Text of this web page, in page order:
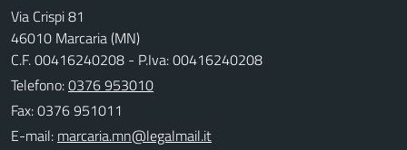
Via Crispi 81
46010 Marcaria (MN)
C.F. 00416240208 - P.Iva: 00416240208
Telefono:0376 953010
Fax: 0376 951011
E-mail: